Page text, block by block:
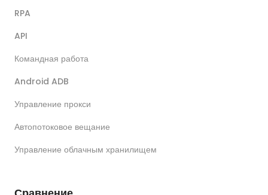
RPA
API
Командная работа
Android ADB
Управление прокси
Автопотоковое вещание
Управление облачным хранилищем